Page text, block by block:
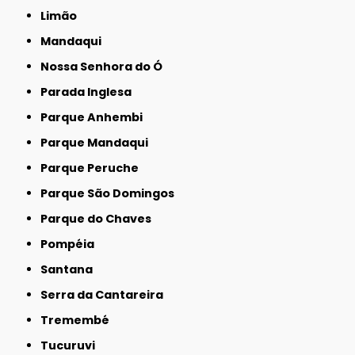
Limão
Mandaqui
Nossa Senhora do Ó
Parada Inglesa
Parque Anhembi
Parque Mandaqui
Parque Peruche
Parque São Domingos
Parque do Chaves
Pompéia
Santana
Serra da Cantareira
Tremembé
Tucuruvi